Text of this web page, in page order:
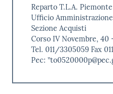
Reparto T.L.A. Piemonte
Ufficio Amministrazione
Sezione Acquisti
Corso IV Novembre, 40
Tel. 011/3305059 Fax
Pec: